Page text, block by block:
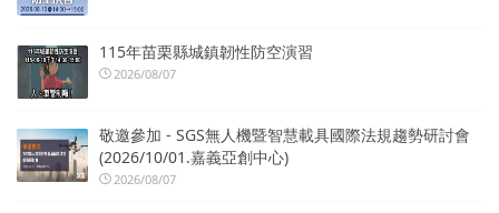
115年苗栗縣城鎮韌性防空演習
2026/08/07
敬邀參加 - SGS無人機暨智慧載具國際法規趨勢研討會
(2026/10/01.嘉義亞創中心)
2026/08/07